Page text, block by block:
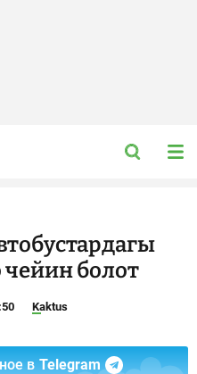
болот
Kaktus
в Telegram